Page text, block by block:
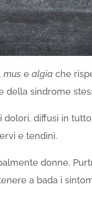
,mus ealgia che
della sindrome
diffusi in
e tendini.
donne.
a bada i